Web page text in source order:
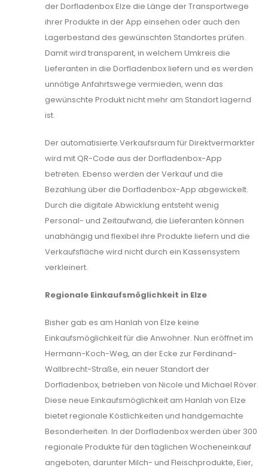
der Dorfladenbox Elze die Länge der Transportwege
ihrer Produkte in der App einsehen oder auch den
Lagerbestand des gewünschten Standortes prüfen.
Damit wird transparent, in welchem Umkreis die
Lieferanten in die Dorfladenbox liefern und es werden
unnötige Anfahrtswege vermieden, wenn das
gewünschte Produkt nicht mehr am Standort lagernd
ist.
Der automatisierte Verkaufsraum für Direktvermarkter
wird mit QR-Code aus der Dorfladenbox-App
betreten. Ebenso werden der Verkauf und die
Bezahlung über die Dorfladenbox-App abgewickelt.
Durch die digitale Abwicklung entsteht wenig
Personal- und Zeitaufwand, die Lieferanten können
unabhängig und flexibel ihre Produkte liefern und die
Verkaufsfläche wird nicht durch ein Kassensystem
verkleinert.
Regionale Einkaufsmöglichkeit in Elze
Bisher gab es am Hanlah von Elze keine
Einkaufsmöglichkeit für die Anwohner. Nun eröffnet im
Hermann-Koch-Weg, an der Ecke zur Ferdinand-
Wallbrecht-Straße, ein neuer Standort der
Dorfladenbox, betrieben von Nicole und Michael Röver.
Diese neue Einkaufsmöglichkeit am Hanlah von Elze
bietet regionale Köstlichkeiten und handgemachte
Besonderheiten. In der Dorfladenbox werden über 300
regionale Produkte für den täglichen Wocheneinkauf
angeboten, darunter Milch- und Fleischprodukte, Eier,